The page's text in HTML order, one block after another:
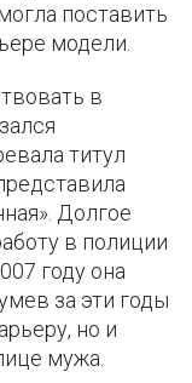
поставить
модели.
в
титул
Долгое
в полиции
году она
за эти годы
но и
мужа.